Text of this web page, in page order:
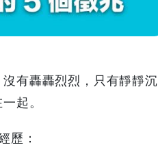
有轟轟烈烈，只有靜靜沉
起。
歷：